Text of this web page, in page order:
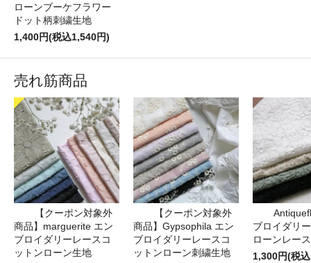
ローンブーケフラワー
ドット柄刺繍生地
1,400円(税込1,540円)
売れ筋商品
【クーポン対象外
商品】marguerite エン
ブロイダリーレースコ
ットンローン生地
【クーポン対象外
商品】Gypsophila エン
ブロイダリーレースコ
ットンローン刺繍生地
ブロイダリ
ローンレー
1,300円(税